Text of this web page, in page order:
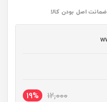
ضمانت اصل بودن کالا
12,000
19%